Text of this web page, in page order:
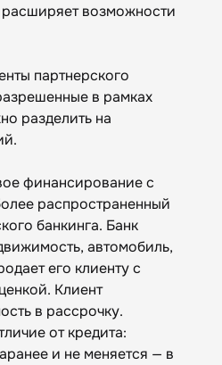
расширяет возможности
партнерского
в рамках
разделить на
финансирование с
распространенный
банкинга. Банк
автомобиль,
его клиенту с
Клиент
в рассрочку.
от кредита:
и не меняется — в